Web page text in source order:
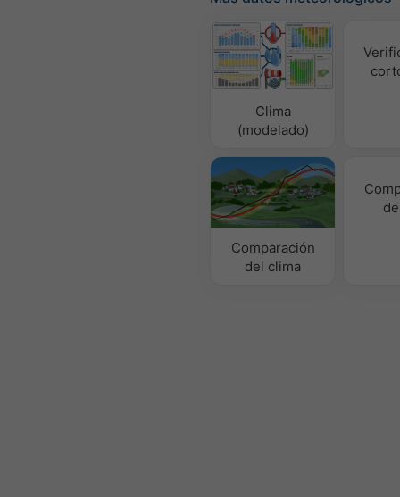
Clima
(modelado)
Comparación
del clima